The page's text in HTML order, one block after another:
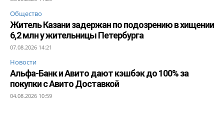
Общество
Житель Казани задержан по подозрению в хищении
6,2 млн у жительницы Петербурга
07.08.2026 14:21
Новости
Альфа-Банк и Авито дают кэшбэк до 100% за
покупки с Авито Доставкой
04.08.2026 10:59